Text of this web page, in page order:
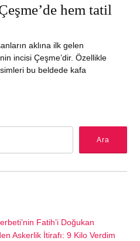
hem tatil
aklına ilk gelen
incisi Çeşme’dir. Özellikle
bu beldede kafa
Ara
Fatih’i Doğukan
Askerlik İtirafı: 9 Kilo Verdim